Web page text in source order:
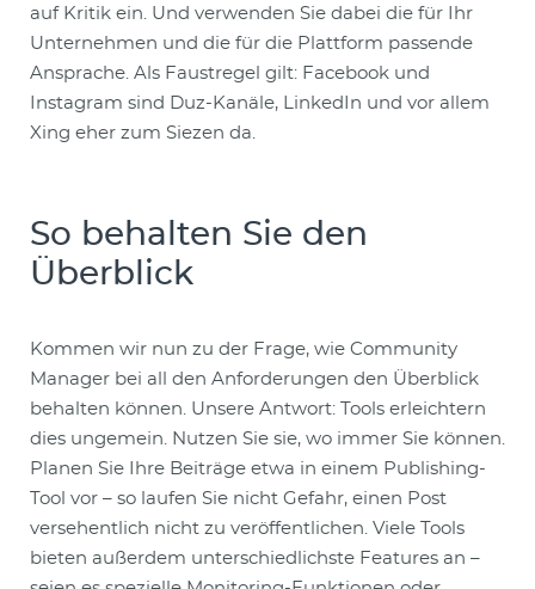
auf Kritik ein. Und verwenden Sie dabei die für Ihr
Unternehmen und die für die Plattform passende
Ansprache. Als Faustregel gilt: Facebook und
Instagram sind Duz-Kanäle, LinkedIn und vor allem
Xing eher zum Siezen da.
So behalten Sie den
Überblick
Kommen wir nun zu der Frage, wie Community
Manager bei all den Anforderungen den Überblick
behalten können. Unsere Antwort: Tools erleichtern
dies ungemein. Nutzen Sie sie, wo immer Sie können.
Planen Sie Ihre Beiträge etwa in einem Publishing-
Tool vor – so laufen Sie nicht Gefahr, einen Post
versehentlich nicht zu veröffentlichen. Viele Tools
bieten außerdem unterschiedlichste Features an –